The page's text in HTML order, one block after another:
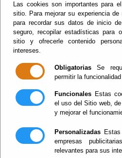
Las cookies son importantes para
sitio. Para mejorar su experiencia de
para recordar sus datos de inicio
seguro, recopilar estadísticas para
sitio y ofrecerle contenido
intereses.
Obligatorias Se
permitir la
Funcionales Estas
el uso del Sitio web,
y mejorar el
Personalizadas
empresas
relevantes para sus
El documento con referenciaDP-
PAGARTRIBUTOS-XX no existe.
Red
Intranet
Intranet
Servicios
Red
Beneficiarios Red
Punto de
Agencia